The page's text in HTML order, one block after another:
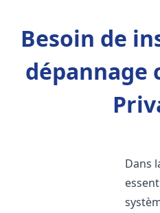
Besoin de
dépannage
Dans